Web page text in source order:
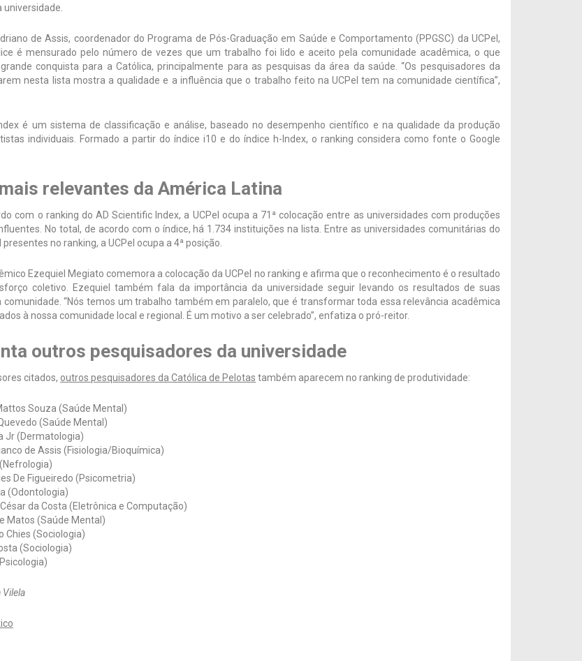
de Assis, coordenador do Programa de Pós-Graduação em Saúde e Comportamento (PPGSC) da UCPel,
é mensurado pelo número de vezes que um trabalho foi lido e aceito pela comunidade acadêmica, o que
conquista para a Católica, principalmente para as pesquisas da área da saúde. “Os pesquisadores da
nesta lista mostra a qualidade e a influência que o trabalho feito na UCPel tem na comunidade científica”,
é um sistema de classificação e análise, baseado no desempenho científico e na qualidade da produção
individuais. Formado a partir do índice i10 e do índice h-Index, o ranking considera como fonte o Google
relevantes da América Latina
com o ranking do AD Scientific Index, a UCPel ocupa a 71ª colocação entre as universidades com produções
No total, de acordo com o índice, há 1.734 instituições na lista. Entre as universidades comunitárias do
presentes no ranking, a UCPel ocupa a 4ª posição.
Ezequiel Megiato comemora a colocação da UCPel no ranking e afirma que o reconhecimento é o resultado
coletivo. Ezequiel também fala da importância da universidade seguir levando os resultados de suas
comunidade. “Nós temos um trabalho também em paralelo, que é transformar toda essa relevância acadêmica
à nossa comunidade local e regional. É um motivo a ser celebrado”, enfatiza o pró-reitor.
outros pesquisadores da universidade
citados, outros pesquisadores da Católica de Pelotas também aparecem no ranking de produtividade:
Souza (Saúde Mental)
(Saúde Mental)
Jr (Dermatologia)
de Assis (Fisiologia/Bioquímica)
De Figueiredo (Psicometria)
(Odontologia)
da Costa (Eletrônica e Computação)
Matos (Saúde Mental)
Chies (Sociologia)
(Sociologia)
Vilela